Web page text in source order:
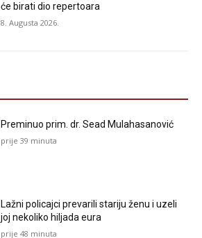
će birati dio repertoara
8. Augusta 2026.
Preminuo prim. dr. Sead Mulahasanović
prije 39 minuta
Lažni policajci prevarili stariju ženu i uzeli
joj nekoliko hiljada eura
prije 48 minuta